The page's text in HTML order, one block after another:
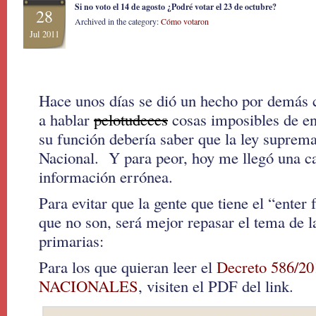
28
Jul 2011
Si no voto el 14 de agosto ¿Podré votar el 23 de octubre?
Archived in the category:Cómo votaron
Hace unos días se dió un hecho por
a hablar pelotudeces cosas imposibles de
su función debería saber que la ley
Nacional. Y para peor, hoy me llegó una
información errónea.
Para evitar que la gente que tiene el
que no son, será mejor repasar el tema de
primarias:
Para los que quieran leer el Decreto 586/
NACIONALES, visiten el PDF del link.